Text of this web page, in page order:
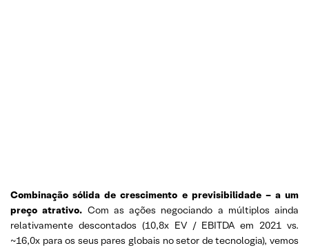
Combinação sólida de crescimento e previsibilidade – a um
preço atrativo. Com as ações negociando a múltiplos ainda
relativamente descontados (10,8x EV / EBITDA em 2021 vs.
~16,0x para os seus pares globais no setor de tecnologia), vemos